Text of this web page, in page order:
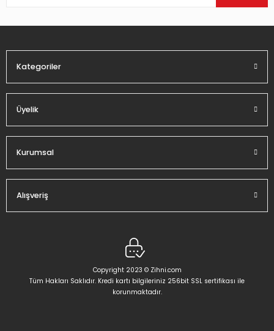
Ürün fiyatı diğer sitelerden daha pahalı.
Kategoriler
Üyelik
Kurumsal
Alışveriş
Copyright 2023 © Zihni.com
Tüm Hakları Saklıdır. Kredi kartı bilgileriniz 256bit SSL sertifikası ile
korunmaktadır.